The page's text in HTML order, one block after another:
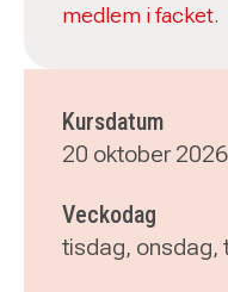
medlem i facket.
Kursdatum
20 oktober 2026
Veckodag
tisdag, onsdag,